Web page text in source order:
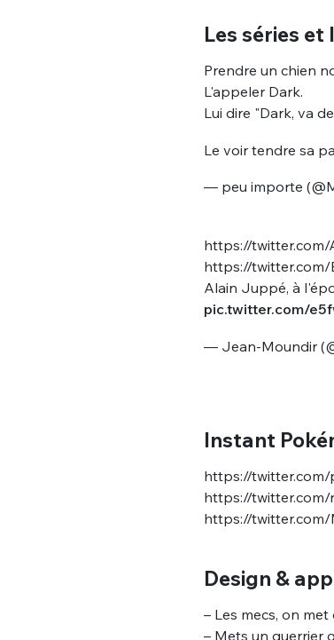
Les séries et
Prendre un chien
L'appeler Dark.
Lui dire "Dark, va
Le voir tendre sa
— peu importe
https://twitter.com/
https://
Alain Juppé, à
pic.twitter.com/
— Jean-Moundir
Instant
https://twitter.com/
https://twitter.com/
https://
Design &
– Les mecs, on
– Mets un guerrier